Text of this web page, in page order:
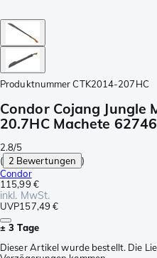
Produktnummer CTK2014-207HC
Condor Cojang Jungle
20.7HC Machete 62746
2.8/5
( 2 Bewertungen )
Condor
115,99 €
inkl. MwSt.
UVP157,49 €
± 3 Tage
Dieser Artikel wurde bestellt. Die